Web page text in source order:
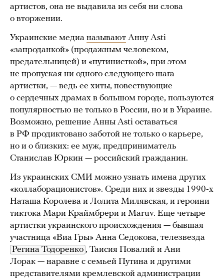
артистов, она не выдавила из себя ни слова
о вторжении.
Украинские медиа называют Анну Asti
«запроданкой» (продажным человеком,
предательницей) и «путинисткой», при этом
не пропуская ни одного следующего шага
артистки, — ведь ее хиты, повествующие
о сердечных драмах в большом городе, пользуются
популярностью не только в России, но и в Украине.
Возможно, решение Анны Asti оставаться
в РФ продиктовано заботой не только о карьере,
но и о близких: ее муж, предприниматель
Станислав Юркин — российский гражданин.
Из украинских СМИ можно узнать имена других
«коллаборационистов». Среди них и звезды 1990-х
Наташа Королева и Лолита Милявская, и героини
тиктока Мари Краймбрери и Maruv. Еще четыре
артистки украинского происхождения — бывшая
участница «Виа Гры» Анна Седокова, телезвезда
Регина Тодоренко , Таисия Повалий и Ани
Лорак — наравне с семьей Путина и другими
представителями кремлевской администрации